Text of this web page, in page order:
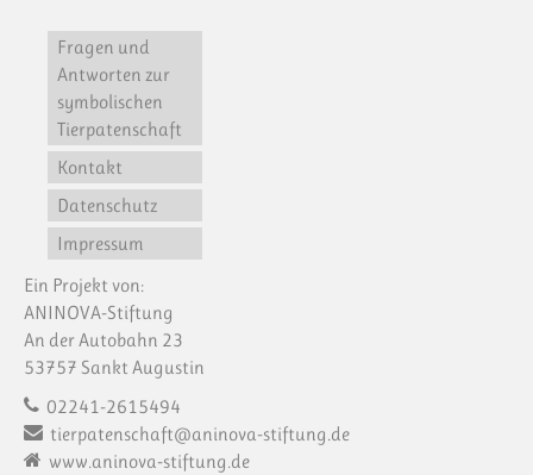
Fragen und
Antworten zur
symbolischen
Tierpatenschaft
Kontakt
Datenschutz
Impressum
Ein Projekt von:
ANINOVA-Stiftung
An der Autobahn 23
53757 Sankt Augustin
02241-2615494
tierpatenschaft@aninova-stiftung.de
www.aninova-stiftung.de